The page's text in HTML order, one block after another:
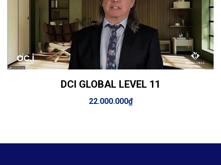
View Details Thêm vào giỏ hàng
DCI GLOBAL LEVEL 11
22.000.000₫